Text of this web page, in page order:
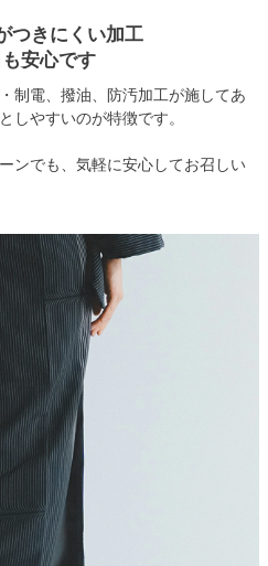
つきにくい加工
安心です
制電、撥油、防汚加工が施してあ
しやすいのが特徴です。
ンでも、気軽に安心してお召しい